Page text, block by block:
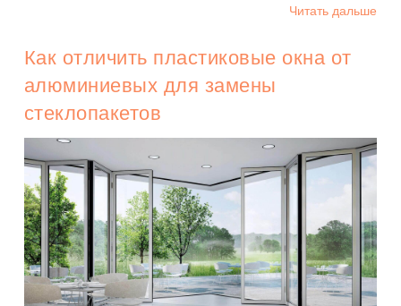
Читать дальше
Как отличить пластиковые окна от
алюминиевых для замены
стеклопакетов